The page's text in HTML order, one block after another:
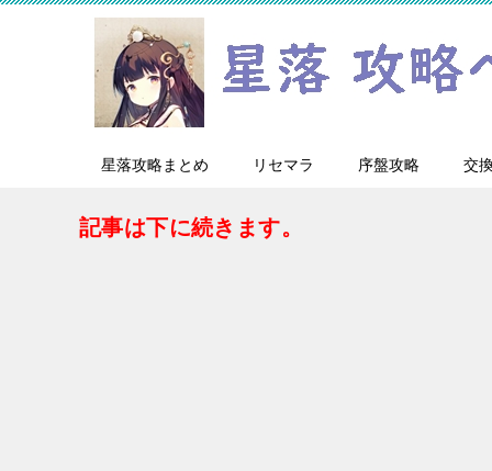
星落攻略まとめ リセマラ 序盤攻略 交
記事は下に続きます。